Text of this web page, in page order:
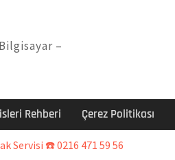
klima E3 Arızası Çözümü
–
Rehberi Çerez Politikası
Servisi ☎️ 0216 471 59 56